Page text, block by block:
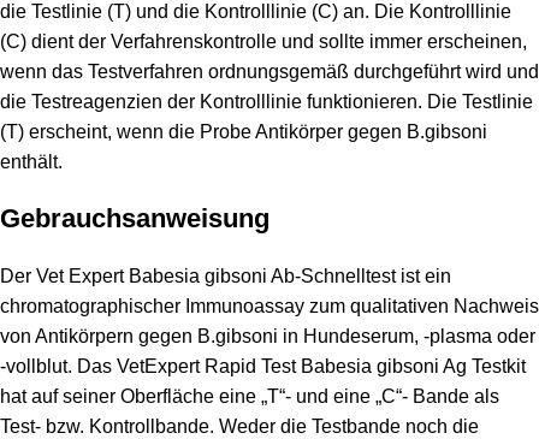
die Testlinie (T) und die Kontrolllinie (C) an. Die Kontrolllinie
(C) dient der Verfahrenskontrolle und sollte immer erscheinen,
wenn das Testverfahren ordnungsgemäß durchgeführt wird und
die Testreagenzien der Kontrolllinie funktionieren. Die Testlinie
(T) erscheint, wenn die Probe Antikörper gegen B.gibsoni
enthält.
Gebrauchsanweisung
Der Vet Expert Babesia gibsoni Ab-Schnelltest ist ein
chromatographischer Immunoassay zum qualitativen Nachweis
von Antikörpern gegen B.gibsoni in Hundeserum, -plasma oder
-vollblut. Das VetExpert Rapid Test Babesia gibsoni Ag Testkit
hat auf seiner Oberfläche eine „T“- und eine „C“- Bande als
Test- bzw. Kontrollbande. Weder die Testbande noch die